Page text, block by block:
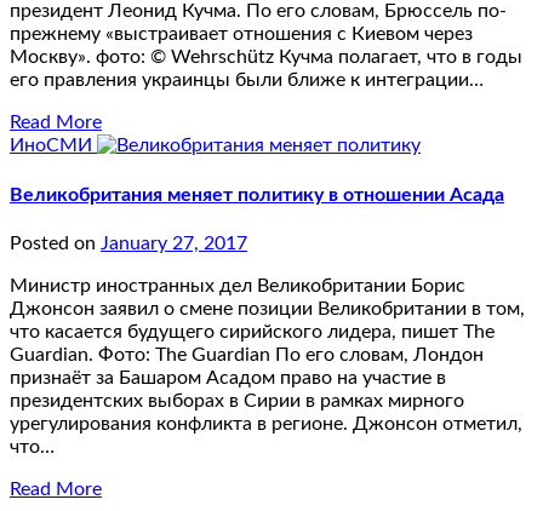
президент Леонид Кучма. По его словам, Брюссель по-
прежнему «выстраивает отношения с Киевом через
Москву». фото: © Wehrschütz Кучма полагает, что в годы
его правления украинцы были ближе к интеграции…
Read More
ИноСМИ
Великобритания меняет политику в отношении Асада
Posted on January 27, 2017
Министр иностранных дел Великобритании Борис
Джонсон заявил о смене позиции Великобритании в том,
что касается будущего сирийского лидера, пишет The
Guardian. Фото: The Guardian По его словам, Лондон
признаёт за Башаром Асадом право на участие в
президентских выборах в Сирии в рамках мирного
урегулирования конфликта в регионе. Джонсон отметил,
что…
Read More